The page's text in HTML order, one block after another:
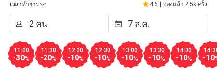
เวลาทำการ
4.6 จองแล้ว 2.5k ครั้ง
11:00
-30%
11:30
-20%
12:00
-10%
12:30
-10%
13:00
-10%
13:30
-10%
14:00
-10% -10